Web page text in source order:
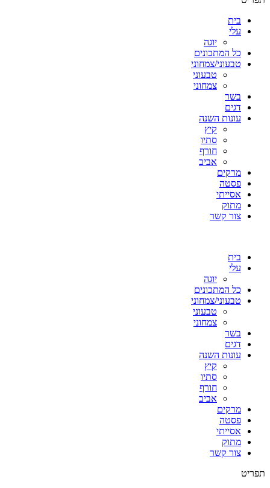
בית
עלי
יוגה
כל המתכונים
טבעוני/צמחוני
טבעוני
צמחוני
בשר
דגים
עונות השנה
קיץ
סתיו
חורף
אביב
מרקים
פסטה
אסייתי
מתוק
צור קשר
בית
עלי
יוגה
כל המתכונים
טבעוני/צמחוני
טבעוני
צמחוני
בשר
דגים
עונות השנה
קיץ
סתיו
חורף
אביב
מרקים
פסטה
אסייתי
מתוק
צור קשר
תפריט